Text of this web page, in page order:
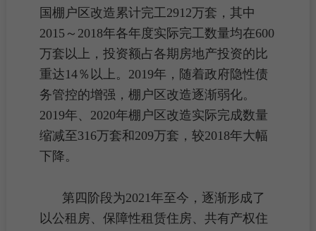
国棚户区改造累计完工2912万套，其中
2015～2018年各年度实际完工数量均在600
万套以上，投资额占各期 房地产投资的比
重达14％以上。2019年，随着政府隐性债
务管控的增强，棚户区改造逐渐弱化。
2019年、 2020年棚户区改造实际完成数量
缩减至316万套和209万套，较2018年大幅
下降。
第四阶段为2021年至今，逐渐形成了
以公租房、 保障性租赁住房、 共有产权住